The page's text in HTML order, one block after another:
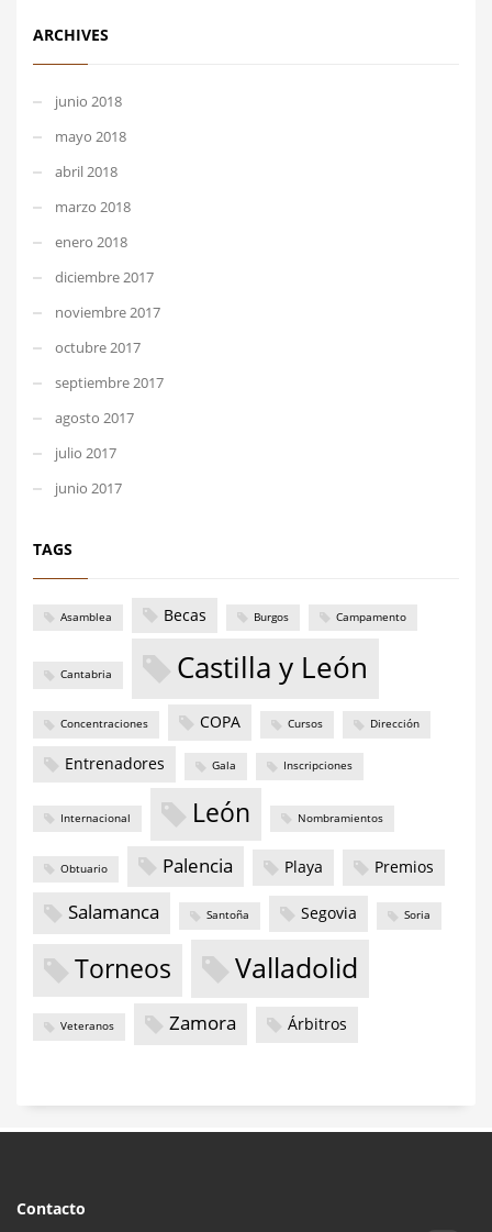
ARCHIVES
junio 2018
mayo 2018
abril 2018
marzo 2018
enero 2018
diciembre 2017
noviembre 2017
octubre 2017
septiembre 2017
agosto 2017
julio 2017
junio 2017
TAGS
Asamblea Becas Burgos Campamento
Cantabria Castilla y León
Concentraciones COPA Cursos Dirección
Entrenadores Gala Inscripciones
Internacional León Nombramientos
Obtuario Palencia Playa Premios
Salamanca Santoña Segovia Soria
Torneos Valladolid
Veteranos Zamora Árbitros
Contacto